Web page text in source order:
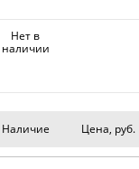
Нет в
наличии
Наличие Цена, руб.